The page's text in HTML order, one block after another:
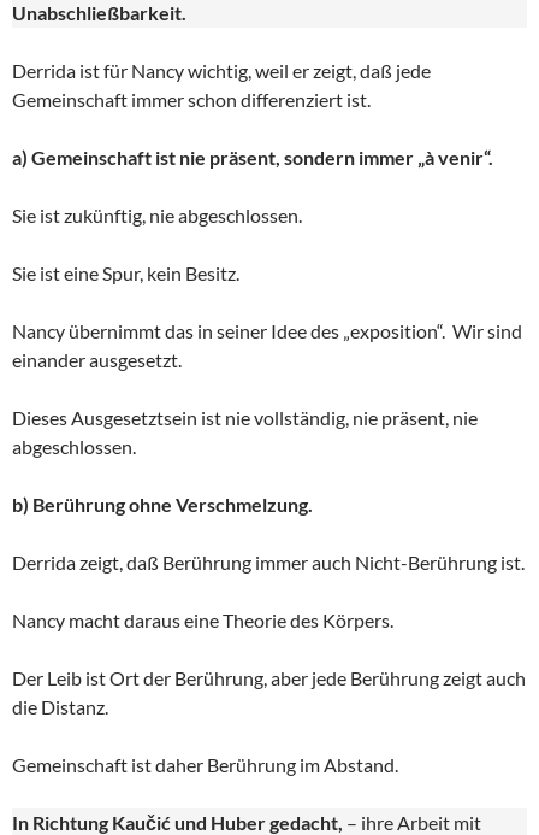
Unabschließbarkeit.
Derrida ist für Nancy wichtig, weil er zeigt, daß jede
Gemeinschaft immer schon differenziert ist.
a) Gemeinschaft ist nie präsent, sondern immer „à venir“.
Sie ist zukünftig, nie abgeschlossen.
Sie ist eine Spur, kein Besitz.
Nancy übernimmt das in seiner Idee des „exposition“. Wir sind
einander ausgesetzt.
Dieses Ausgesetztsein ist nie vollständig, nie präsent, nie
abgeschlossen.
b) Berührung ohne Verschmelzung.
Derrida zeigt, daß Berührung immer auch Nicht-Berührung ist.
Nancy macht daraus eine Theorie des Körpers.
Der Leib ist Ort der Berührung, aber jede Berührung zeigt auch
die Distanz.
Gemeinschaft ist daher Berührung im Abstand.
In Richtung Kaučić und Huber gedacht, – ihre Arbeit mit